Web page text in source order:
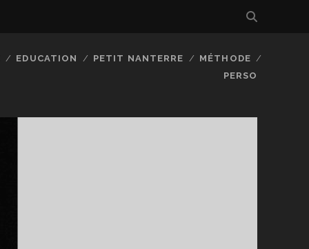
EDUCATION PETIT NANTERRE
MÉTHODE
PERSO